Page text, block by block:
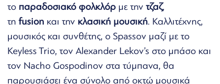
το παραδοσιακό φολκλόρ με την τζαζ,
τη fusion και την κλασική μουσική. Καλλιτέχνης,
μουσικός και συνθέτης, ο Spassov μαζί με το
Keyless Trio, τον Alexander Lekov’s στο μπάσο και
τον Nacho Gospodinov στα τύμπανα, θα
παρουσιάσει ένα σύνολο από οκτώ μουσικά